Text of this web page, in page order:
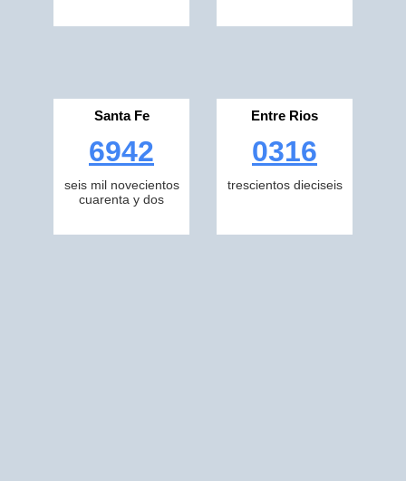
Santa Fe
6942
seis mil novecientos
cuarenta y dos
Entre Rios
0316
trescientos dieciseis